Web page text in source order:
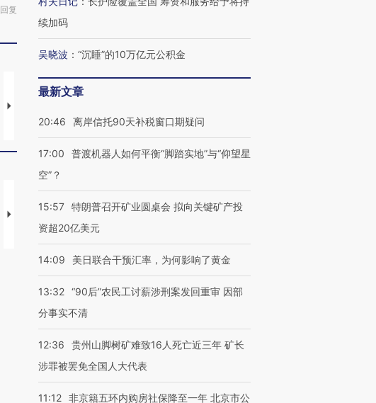
回复
视线｜“入侵”还是“人道危
机”？难民潮撕裂西班牙
128毫米 紧急转移近
【推广】走进第四届链博
会，让数智科技“链”接产
【商旅对话】华住集团
续加码
吴晓波 ： “沉睡”的10万亿元公积金
最新文章
20:46 离岸信托90天补税窗口期疑问
17:00
普渡机器人如何平衡“脚踏实地”与“仰望星
空”？
15:57 特朗普召开矿业圆桌会 拟向关键矿产投
资超20亿美元
14:09 美日联合干预汇率，为何影响了黄金
13:32 “90后”农民工讨薪涉刑案发回重审 因部
分事实不清
12:36
贵州山脚树矿难致16人死亡近三年 矿长
涉罪被罢免全国人大代表
11:12 非京籍五环内购房社保降至一年 北京市公